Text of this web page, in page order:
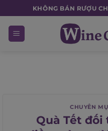
to
content
KHÔNG BÁN RƯỢU
CHUYÊN
Quà Tết đối